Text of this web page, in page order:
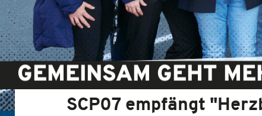
GEMEINSAM GEHT
SCP07 empfängt